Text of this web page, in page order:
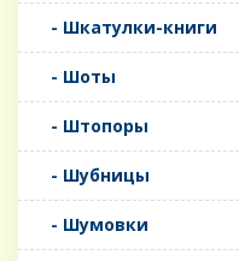
- Шкатулки-книги
- Шоты
- Штопоры
- Шубницы
- Шумовки